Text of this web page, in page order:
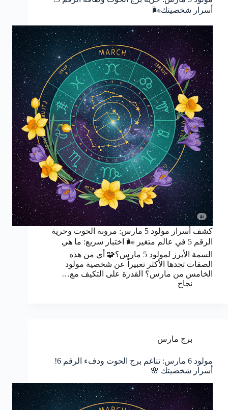
أسرار شخصيتك🌬️
كشف أسرار مولود 5 مارس: مرونة الحوت وحرية
الرقم 5 في عالم متغير 🌬️ اختبار سريع: ما هي
السمة الأبرز لمولود 5 مارس؟🧩 أي من هذه
الصفات تجدها الأكثر تعبيراً عن شخصية مولود
الخامس من مارس؟ القدرة على التكيف مع…
نجاح
برج مارس
مولود 6 مارس: تناغم برج الحوت ودفء الرقم 6!
أسرار شخصيتك 🌸